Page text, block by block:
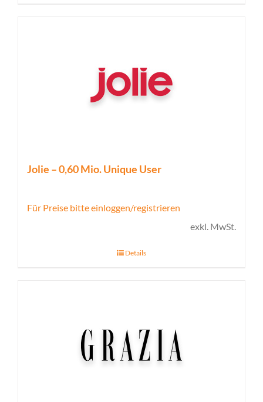
Jolie – 0,60 Mio. Unique User
Für Preise bitte einloggen/registrieren
exkl. MwSt.
Details